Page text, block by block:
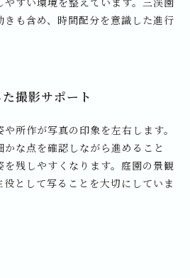
きも含め、時間配分を意識した進行
撮影サポート
所作が写真の印象を左右します。
な点を確認しながら進めること
残しやすくなります。庭園の景観
として写ることを大切にしていま